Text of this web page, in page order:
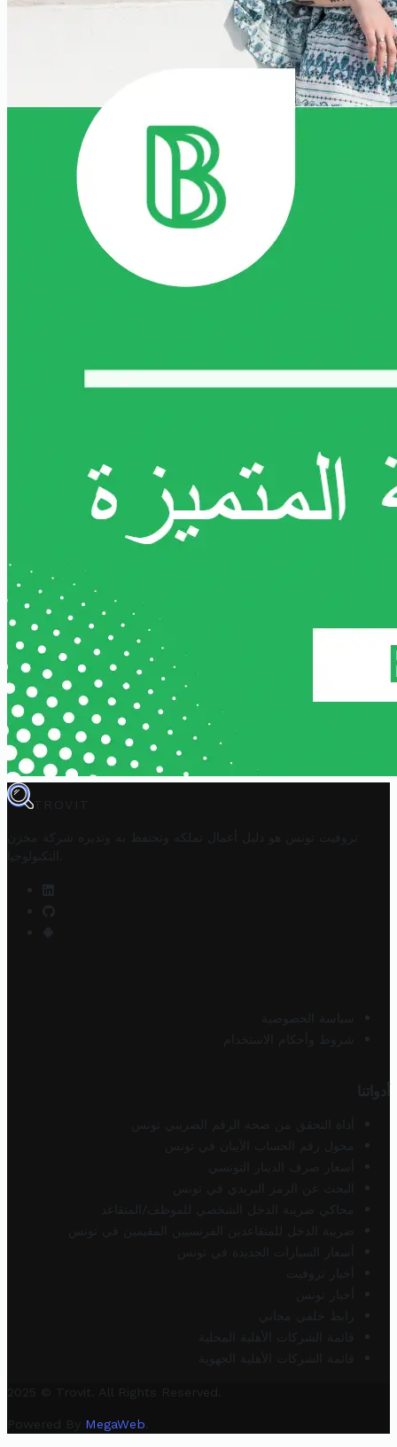
TROVIT
تروفيت تونس هو دليل أعمال تملكه وتحتفظ به وتديره
شركة مخزن
التكنولوجيا
سياسة الخصوصية
شروط وأحكام الاستخدام
أدواتنا
أداة التحقق من صحة الرقم الضريبي تونس
محول رقم الحساب الآيبان في تونس
أسعار صرف الدينار التونسي
البحث عن الرمز البريدي في تونس
محاكي ضريبة الدخل الشخصي للموظف/المتقاعد
ضريبة الدخل للمتقاعدين الفرنسيين المقيمين في تونس
أسعار السيارات الجديدة في تونس
أخبار تروفيت
أخبار تونس
رابط خلفي مجاني
قائمة الشركات الأهلية المحلية
قائمة الشركات الأهلية الجهوية
2025 © Trovit. All Rights Reserved.
Powered By MegaWeb